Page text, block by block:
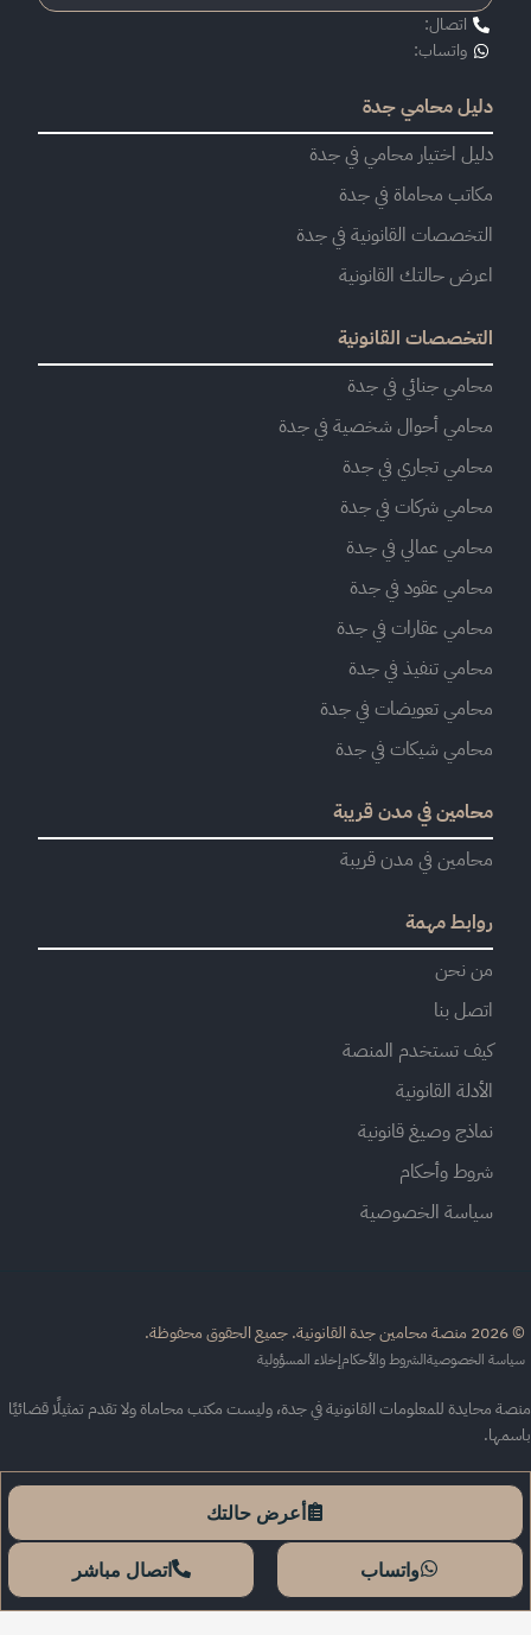
اتصال:
واتساب:
دليل محامي جدة
دليل اختيار محامي في جدة
مكاتب محاماة في جدة
التخصصات القانونية في جدة
اعرض حالتك القانونية
التخصصات القانونية
محامي جنائي في جدة
محامي أحوال شخصية في جدة
محامي تجاري في جدة
محامي شركات في جدة
محامي عمالي في جدة
محامي عقود في جدة
محامي عقارات في جدة
محامي تنفيذ في جدة
محامي تعويضات في جدة
محامي شيكات في جدة
محامين في مدن قريبة
محامين في مدن قريبة
روابط مهمة
من نحن
اتصل بنا
كيف تستخدم المنصة
الأدلة القانونية
نماذج وصيغ قانونية
شروط وأحكام
سياسة الخصوصية
الحقوق محفوظة.
الخصوصيةالشروط والأحكامإخلاء المسؤولية
محايدة للمعلومات القانونية في جدة، وليست مكتب محاماة ولا تقدم تمثيلًا قضائيًا
أعرض حالتك
واتساب اتصال مباشر